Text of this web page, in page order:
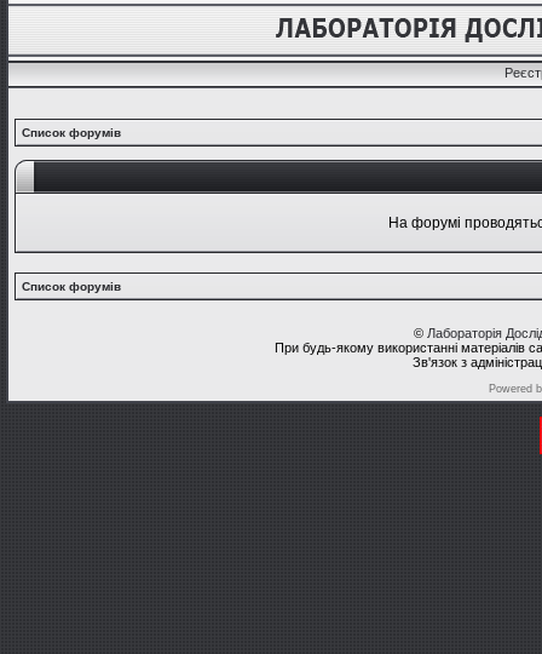
Список форумів
На форумі
Список форумів
© Лабораторія
При будь-якому використанні матеріалів
Зв'язок з
Powered